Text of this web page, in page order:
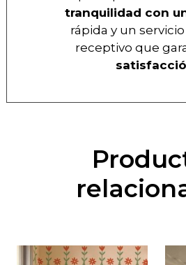
tranquilidad con
rápida y un
receptivo que